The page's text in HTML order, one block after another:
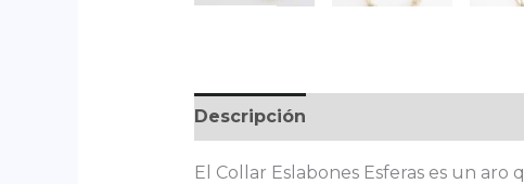
Descripción
El Collar Eslabones Esferas es un